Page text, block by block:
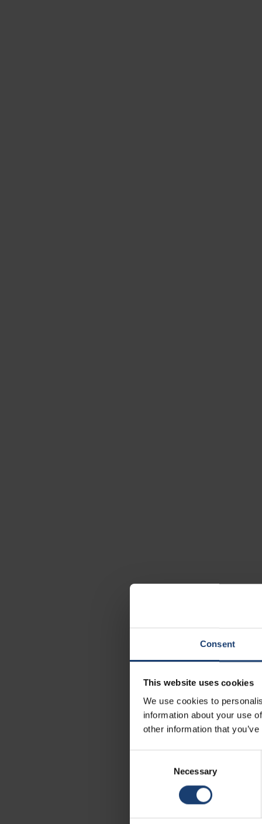
Consent
This website uses cookies
We use cookies to
information about your use
other information that
Necessary